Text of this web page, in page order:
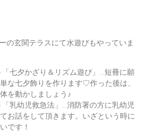
の玄関テラスにて水遊びもやっていま
「七夕かざり＆リズム遊び」…短冊に願
な七夕飾りを作ります♡作った後は、
を動かしましょう♪
「乳幼児救急法」…消防署の方に乳幼児
お話をして頂きます。いざという時に
です！